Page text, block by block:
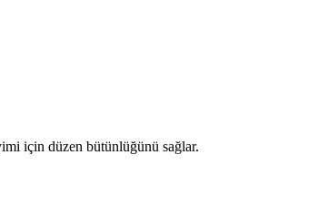
için düzen bütünlüğünü sağlar.